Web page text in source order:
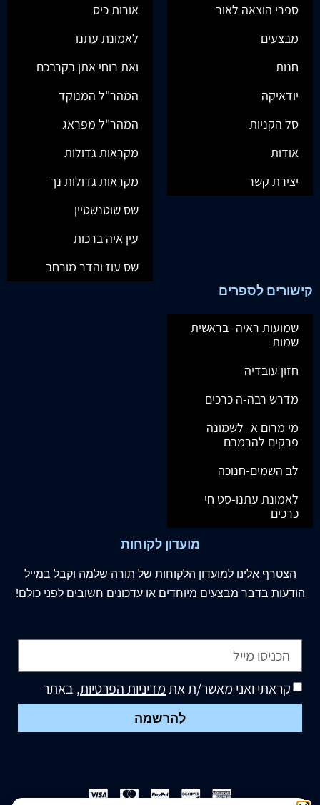
ספרי הוצאה לאור
מבצעים
חנות
יודאיקה
סל הקניות
אודות
יצירת קשר
אורות כיס
לאמונת עתנו
ואת רוחי אתן בקרבכם
המהר"ל המנוקד
המהר"ל מפראג
מקראות גדולות
מקראות גדולות נך
שס שוטנשטיין
עין איה ברכות
שס עוז והדר מורחב
קישורים לספרים
שמועות ראיה- בראשית
שמות
חזון עובדיה
מדרש רבה-ה כרכים
מי מרום א- לשמונה
פרקים להרמבם
לב השמים-חנוכה
לאמונת עתנו-סט חי
כרכים
מועדון לקוחות
הצטרף אלינו למועדון הלקוחות של תורה שלמה וקבל במייל
הודעות בדבר מבצעים מיוחדים או עדכונים חשובים לפני כולם!
קראתי ואני מאשר/ת אתמדיניות הפרטיות, באתר
להרשמה